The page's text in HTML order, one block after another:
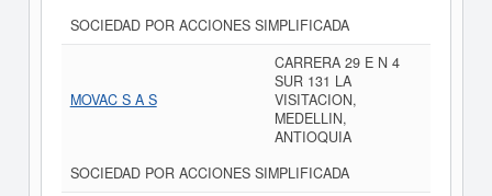
SOCIEDAD POR ACCIONES SIMPLIFICADA
MOVAC S A S
CARRERA 29 E N 4
SUR 131 LA
VISITACION,
MEDELLIN,
ANTIOQUIA
SOCIEDAD POR ACCIONES SIMPLIFICADA